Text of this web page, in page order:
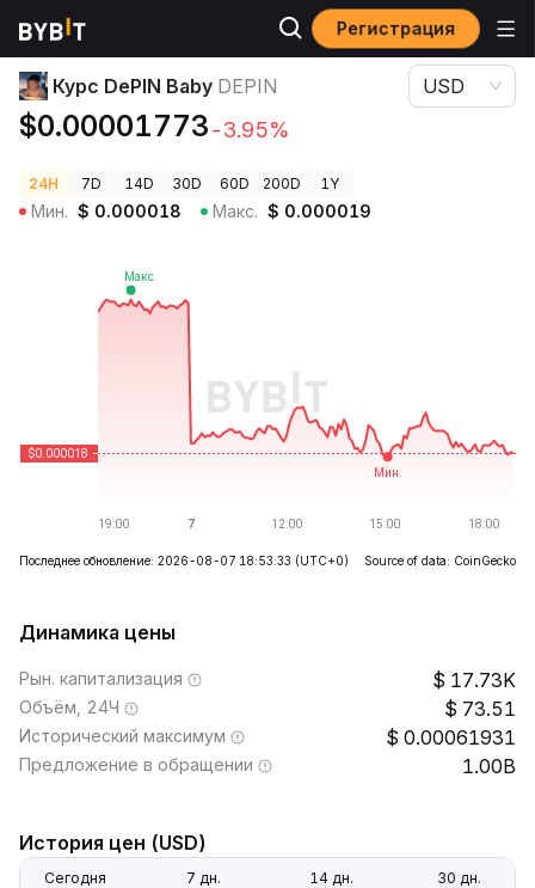
Регистрация
Цены криптовалют Курс DePIN Baby DEPIN
Курс DePIN Baby DEPIN
$0.00001773-3.95%
USD
24H 7D 14D 30D 60D 200D 1Y
Мин. $ 0.000018 Макс. $ 0.000019
Последнее обновление: 2026-08-07 18:53:33 (UTC+0) Source of data: CoinGecko
Динамика цены
Рын. капитализация 17.73K
Объём, 24Ч 73.51
Исторический максимум 0.00061931
Предложение в обращении 1.00B
История цен (USD)
Сегодня 7 дн. 14 дн. 30 дн.